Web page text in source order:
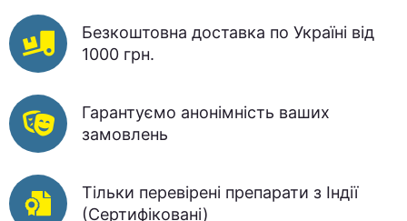
Безкоштовна доставка по Україні від
1000 грн.
Гарантуємо анонімність ваших
замовлень
Тільки перевірені препарати з Індії
(Сертифіковані)